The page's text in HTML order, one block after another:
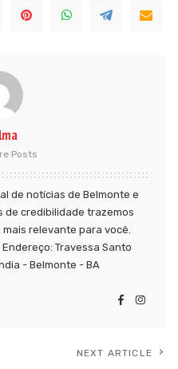
Posts
de notícias de Belmonte e
de credibilidade trazemos
relevante para você.
Travessa Santo
- Belmonte - BA
NEXT ARTICLE